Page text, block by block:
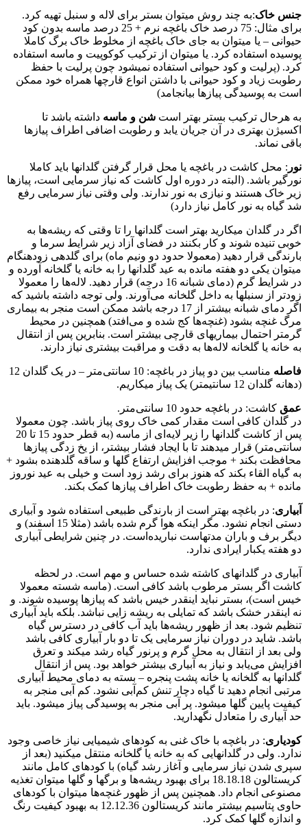
جنس خاک:به چند روش میتوان بستر برای لاله و سنبل تهیه کرد.
برای مثال: 75 درصد خاک باغچه نرم + 25 درصد ماسه بدون کود
حیوانی – یا میتوان به جای خاک باغچه از مخلوط خاک برگ کاملا
پوسیده استفاده کرد. یا میتوان از ترکیب کوکوپیت و ماسه استفاده
کرد. (پرلیت و کود حیوانی استفاده نمیشود چون پرلیت با حفظ
رطوبت زیاد و کود حیوانی با داشتن انواع قارچها همراه خود ممکن
است به پوسیدگی پیازها بیانجامد)
به هرحال ترکیب بستر بهتر است شن و ماسه داشته باشد تا
اکسیژن بهتری در آن جریان یابد و رطوبت اضافی اطراف پیازها
باقی نماند.
نور : محل کاشت در باغچه یا محل قرار گرفتن گلدانها باید کاملا
نورگیر باشد. (البته در دوره اول کاشت که نیاز سرمایی است، پیازها
زیر خاک هستند و نیازی به نور ندارند. ولی وقتی نیاز سرمایی رفع
شد گیاه به نور کامل نیاز دارد)
اگر در گلدان میکارید بهتر است گلدانها را تا وقتی که ریشه‌ها به
خوبی تنیده شوند و کار بکنند در فضای آزاد زیر شرایط سرما و
بارندگی قرار دهید (معمولا حدود دو ونیم ماه) برای گلدهی زودهنگام
میتوان یکی دو هفته مانده به عید گلدانها را به خانه یا گلخانه آورده و
در شرایط گرم (دمای شبانه 16 درجه) قرار دهید. لاله‌ها را معمولا
زودتر از سنبلها به داخل گلخانه می‌آورند. ولی توجه داشته باشید که
اگر دمای شبانه بیشتر از 17 درجه باشد ممکن است منجر به بیماری
مرگ غنچه بشود (غنچه‌ها کج شده و می‌افتد) همچنین در محیط
گرمتر احتمال بیماریهای قارچی بیشتر است. بنابرین پس از انتقال
به خانه یا گلخانه لاله‌ها به دقت و مراقبت بیشتری نیاز دارند.
فاصله
مناسب بین دو پیاز در باغچه: 10 سانتی‌متر – در یک گلدان 12
(دهانه گلدان 12 سانتیمتر) یک پیاز میکاریم.
عمق کاشت: در باغچه حدود 10 سانتی‌متر.
در گلدان کافی است مقدار کمی خاک روی پیاز باشد. چون معمولا
پس از کاشت گلدانها را زیر لایه‌ای از ماسه (به قطر حدود 15 تا 20
سانتی‌متر) قرار میدهند تا با ایجاد فشار بیشتر، از یخ زدگی پیازها
محافظت بکند + موجب افزایش ارتفاع گلها و ساقه گلدهنده بشود +
به گیاه القاء بکند که هنوز برای رشد زود است و خیلی به عید نوروز
مانده + به حفظ رطوبت خاک اطراف پیازها کمک بکند.
آبیاری: در باغچه بهتر است از بارندگی طبیعی استفاده شود و آبیاری
دستی انجام نشود. مگر اینکه هوا گرم شده باشد (مثلا 15 اسفند) و
دیگر برف و باران مدتهاست نباریده‌است. در چنین شرایطی آبیاری
دو هفته یکبار ایرادی ندارد.
آبیاری در گلدانهای کاشته شده حساس و مهم است. در لحظه
کاشت اگر بستر مرطوب باشد کافی است. (ماسه شسته معمولا
خیس است)، بستر نباید اینقدر خیس باشد که پیازها پوسیده شوند. و
نه اینقدر خشک باشد که تمایلی به ریشه زایی نباشد. بلکه باید آبیاری
تنظیم شود. بعد از ظهور ریشه‌ها باید آب کافی در دسترس گیاه
باشد. شاید در دوران نیاز سرمایی یک تا دو بار آبیاری کافی باشد
ولی بعد از انتقال به محل گرم و پرنور گیاه رشد میکند و تعرق
افزایش می‌یابد و نیاز به آبیاری بیشتر خواهد بود. پس از انتقال
گلدانها به گلخانه یا خانه پشت پنجره – بسته به دمای محیط آبیاری
مرتبی انجام دهید تا گیاه دچار تنش کم‌آبی نشود. کم آبی منجر به
کیفیت پایین گلها میشود. پر آبی منجر به پوسیدگی پیاز میشود. باید
حد آبیاری را متعادل نگهدارید.
کودیاری: در باغچه با خاک غنی به کودهای شیمیایی نیاز خاصی وجود
ندارد. ولی در گلدانهایی که به خانه یا گلخانه منتقل میکنید (بعد از
سپری شدن نیاز سرمایی و آغاز رشد گیاه) با کودهای کامل مانند
کریستالون 18.18.18 برای بهبود ریشه‌ها و برگها و گلها میتوان تغذیه
مصنوعی انجام داد. همچنین پس از ظهور غنچه‌ها میتوان با کودهای
حاوی پتاسیم بیشتر مانند کریستالون 12.12.36 به بهبود کیفیت رنگ
و اندازه گلها کمک کرد.